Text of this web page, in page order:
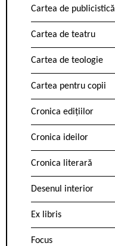
Cartea de publicistică
Cartea de teatru
Cartea de teologie
Cartea pentru copii
Cronica edițiilor
Cronica ideilor
Cronica literară
Desenul interior
Ex libris
Focus